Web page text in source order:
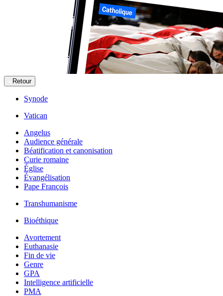
Retour
Synode
Vatican
Angelus
Audience générale
Béatification et canonisation
Curie romaine
Église
Évangélisation
Pape François
Transhumanisme
Bioéthique
Avortement
Euthanasie
Fin de vie
Genre
GPA
Intelligence artificielle
PMA